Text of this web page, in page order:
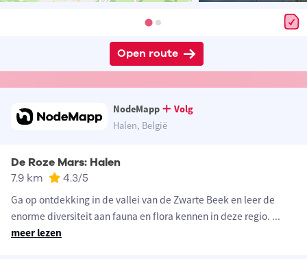
Open route
NodeMapp
Volg
Halen, België
De Roze Mars: Halen
7.9 km 4.3/5
Ga op ontdekking in de vallei van de Zwarte Beek en leer de
enorme diversiteit aan fauna en flora kennen in deze regio. ...
meer lezen